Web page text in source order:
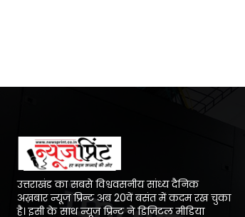
उत्तराखंड का सबसे विश्ववसनीय सांध्य दैनिक
अख़बार न्यूज प्रिन्ट अब 20वें बसंत में कदम रख चुका
है। इसी के साथ न्यूज प्रिन्ट ने डिजिटल मीडिया